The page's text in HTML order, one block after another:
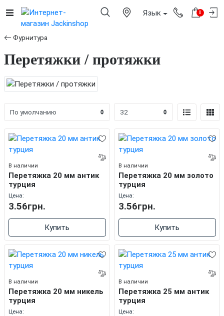
Язык 0
Фурнитура
Перетяжки / протяжки
В наличии
Перетяжка 20 мм антик
турция
Цена:
3.56грн.
Купить
В наличии
Перетяжка 20 мм золото
турция
Цена:
3.56грн.
Купить
В наличии
Перетяжка 20 мм никель
турция
Цена:
В наличии
Перетяжка 25 мм антик
турция
Цена: